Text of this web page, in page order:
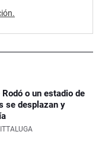
o un estadio de
se desplazan y